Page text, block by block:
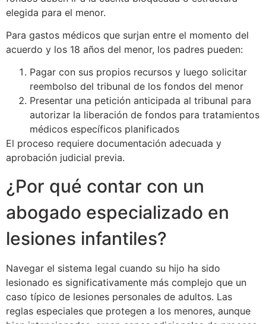
elegida para el menor.
Para gastos médicos que surjan entre el momento del
acuerdo y los 18 años del menor, los padres pueden:
Pagar con sus propios recursos y luego solicitar
reembolso del tribunal de los fondos del menor
Presentar una petición anticipada al tribunal para
autorizar la liberación de fondos para tratamientos
médicos específicos planificados
El proceso requiere documentación adecuada y
aprobación judicial previa.
¿Por qué contar con un
abogado especializado en
lesiones infantiles?
Navegar el sistema legal cuando su hijo ha sido
lesionado es significativamente más complejo que un
caso típico de lesiones personales de adultos. Las
reglas especiales que protegen a los menores, aunque